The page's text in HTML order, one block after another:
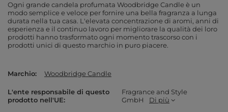
Ogni grande candela profumata Woodbridge Candle è un
modo semplice e veloce per fornire una bella fragranza a lunga
durata nella tua casa. L'elevata concentrazione di aromi, anni di
esperienza e il continuo lavoro per migliorare la qualità dei loro
prodotti hanno trasformato ogni momento trascorso con i
prodotti unici di questo marchio in puro piacere.
Marchio Woodbridge Candle
L'ente responsabile di questo
prodotto nell'UE
Fragrance and Style
GmbH
Di più